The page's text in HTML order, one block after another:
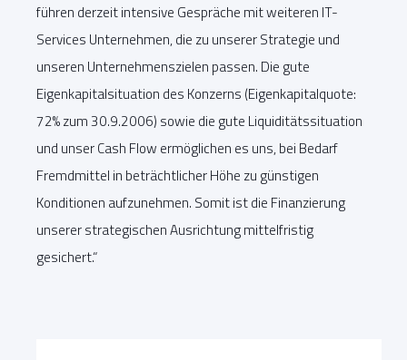
führen derzeit intensive Gespräche mit weiteren IT-
Services Unternehmen, die zu unserer Strategie und
unseren Unternehmenszielen passen. Die gute
Eigenkapitalsituation des Konzerns (Eigenkapitalquote:
72% zum 30.9.2006) sowie die gute Liquiditätssituation
und unser Cash Flow ermöglichen es uns, bei Bedarf
Fremdmittel in beträchtlicher Höhe zu günstigen
Konditionen aufzunehmen. Somit ist die Finanzierung
unserer strategischen Ausrichtung mittelfristig
gesichert.“